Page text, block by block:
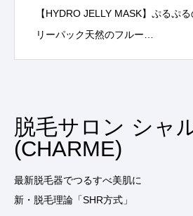
【HYDRO JELLY MASK】ぷるぷ
リーパック天然のフルー…
脱毛サロン シャ
(CHARME)
最新脱毛器でつるすべ美肌に
新・脱毛理論「SHR方式」